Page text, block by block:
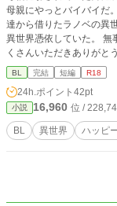
母親にやっとバイバイだ。 俺はそんなことを思いながら、意識をなくした。 友
達から借りたラノベの異
異世界憑依していた。 無事完結となりました。 いいねやお気に入り、応援をた
BL 完結 短編 R18
24h.ポイント 42pt
小説 16,960 位 /
BL 異世界 ハッピ